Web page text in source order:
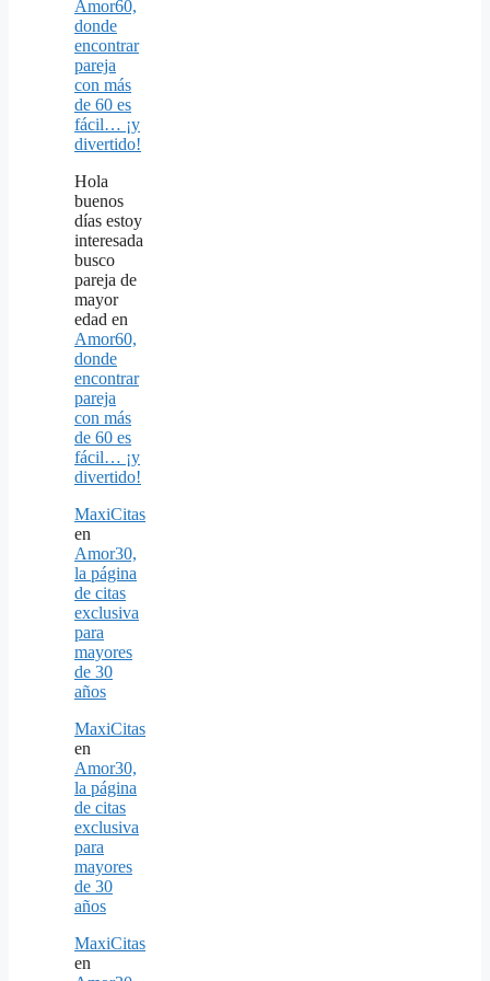
Amor60,
donde
encontrar
pareja
con más
de 60 es
fácil… ¡y
divertido!
Hola
buenos
días estoy
interesada
busco
pareja de
mayor
edad en
Amor60,
donde
encontrar
pareja
con más
de 60 es
fácil… ¡y
divertido!
MaxiCitas
en
Amor30,
la página
de citas
exclusiva
para
mayores
de 30
años
MaxiCitas
en
Amor30,
la página
de citas
exclusiva
para
mayores
de 30
años
MaxiCitas
en